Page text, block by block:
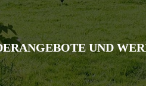
UND